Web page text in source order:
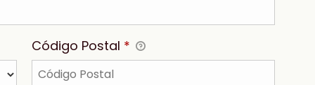
Código Postal *